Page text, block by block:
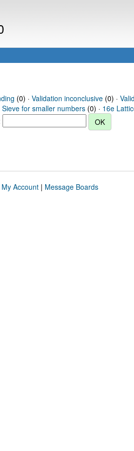
(0) · Validation inconclusive(0) · Valid
for smaller numbers (0) · 16e
My Account| Message Boards